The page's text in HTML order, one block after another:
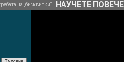
на „бисквитки“. НАУЧЕТЕ ПОВЕЧЕ